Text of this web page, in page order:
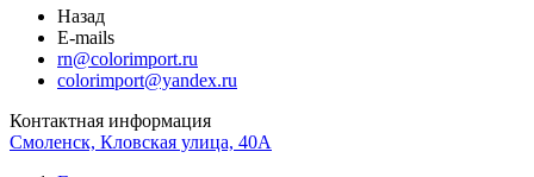
Назад
E-mails
rn@colorimport.ru
colorimport@yandex.ru
Контактная информация
Смоленск, Кловская улица, 40А